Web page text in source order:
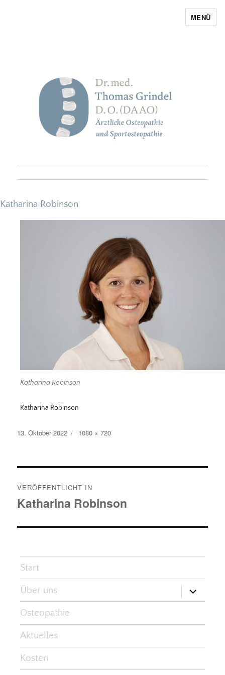
MENÜ
Katharina Robinson
Katharina Robinson
Katharina Robinson
Veröffentlicht
13. Oktober 2022 Originalgröße
1080 × 720
VERÖFFENTLICHT IN
Katharina Robinson
Start
Über uns
öffnen
Osteopathie
Aktuelles
Kosten